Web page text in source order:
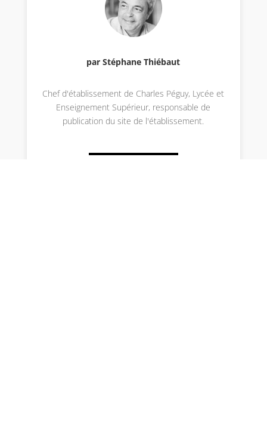
par Stéphane Thiébaut
Chef d'établissement de Charles Péguy, Lycée et
Enseignement Supérieur, responsable de
publication du site de l'établissement.